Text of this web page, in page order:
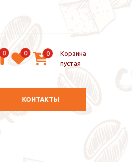
0 0 0
Корзина
пустая
КОНТАКТЫ